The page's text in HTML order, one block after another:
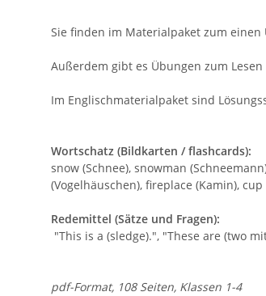
Sie finden im Materialpaket zum
Außerdem gibt es Übungen zum
Im Englischmaterialpaket sind
Wortschatz (Bildkarten / flashcards):
snow (Schnee), snowman
(Vogelhäuschen), fireplace (Kamin),
Redemittel (Sätze und Fragen):
"This is a (sledge).", "These are (two
pdf-Format, 108 Seiten, Klassen 1-4